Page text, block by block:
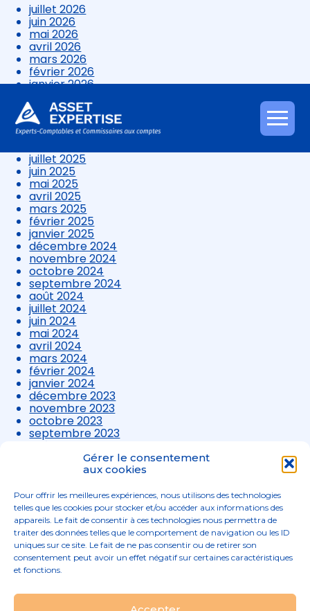
Gérer le consentement
aux cookies
Pour offrir les meilleures expériences, nous utilisons des technologies
telles que les cookies pour stocker et/ou accéder aux informations des
appareils. Le fait de consentir à ces technologies nous permettra de
traiter des données telles que le comportement de navigation ou les ID
uniques sur ce site. Le fait de ne pas consentir ou de retirer son
consentement peut avoir un effet négatif sur certaines caractéristiques
et fonctions.
Aller
au
juillet 2026
juin 2026
mai 2026
avril 2026
mars 2026
février 2026
janvier 2026
novembre 2025
octobre 2025
septembre 2025
juillet 2025
juin 2025
mai 2025
avril 2025
mars 2025
février 2025
janvier 2025
décembre 2024
novembre 2024
octobre 2024
septembre 2024
août 2024
juillet 2024
juin 2024
mai 2024
avril 2024
mars 2024
février 2024
janvier 2024
décembre 2023
novembre 2023
octobre 2023
septembre 2023
août 2023
juillet 2023
avril 2023
mars 2023